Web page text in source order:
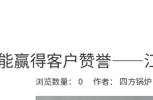
赢得客户赞誉——
浏览数量： 0 作者： 四方锅